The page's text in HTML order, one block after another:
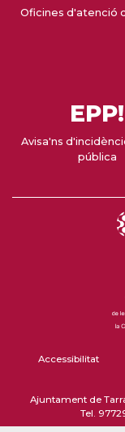
Oficines d'atenció
EPP!
Avisa'ns
pública
Accessibilitat
Ajuntament de
Tel.